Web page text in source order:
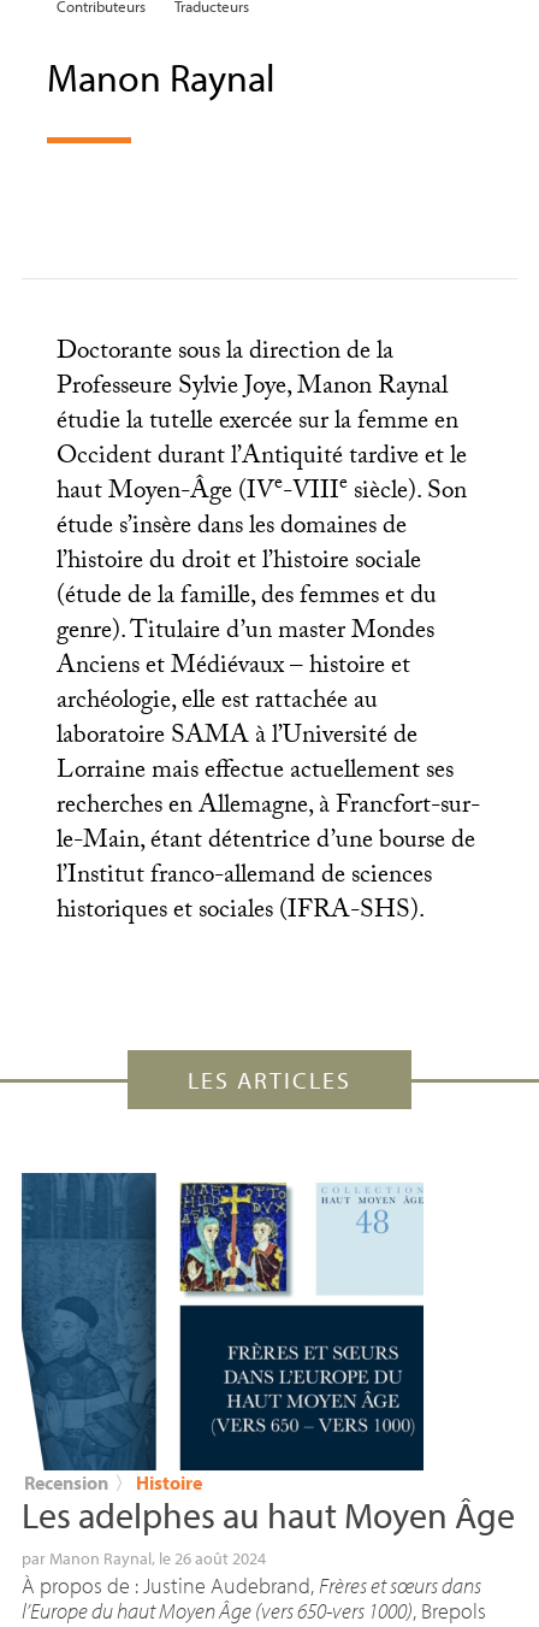
Contributeurs Traducteurs
Manon Raynal
Doctorante sous la direction de la
Professeure Sylvie Joye, Manon Raynal
étudie la tutelle exercée sur la femme en
Occident durant l’Antiquité tardive et le
haut Moyen-Âge (IVe-VIIIesiècle). Son
étude s’insère dans les domaines de
l’histoire du droit et l’histoire sociale
(étude de la famille, des femmes et du
genre). Titulaire d’un master Mondes
Anciens et Médiévaux – histoire et
archéologie, elle est rattachée au
laboratoireSAMAà l’Université de
Lorraine mais effectue actuellement ses
recherches en Allemagne, à Francfort-sur-
le-Main, étant détentrice d’une bourse de
l’Institut franco-allemand de sciences
historiques et sociales (IFRA-SHS).
LES ARTICLES
Recension 〉 Histoire
Les adelphes au haut Moyen Âge
par Manon Raynal, le 26 août 2024
À propos de : Justine Audebrand,Frères et sœurs dans
l’Europe du haut Moyen Âge (vers 650-vers 1000), Brepols